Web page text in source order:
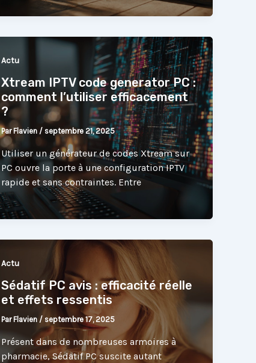
Actu
Xtream IPTV code generator PC :
comment l’utiliser efficacement
?
ParFlavien / septembre 21, 2025
Utiliser un générateur de codes Xtream sur
PC ouvre la porte à une configuration IPTV
rapide et sans contraintes. Entre
Actu
Sédatif PC avis : efficacité réelle
et effets ressentis
Par Flavien / septembre 17, 2025
Présent dans de nombreuses armoires à
pharmacie, Sédatif PC suscite autant